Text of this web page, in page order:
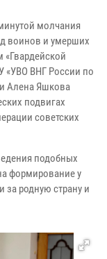
молчания
воинов и умерших
«Гвардейской
«УВО ВНГ России по
Алена Яшкова
подвигах
советских
подобных
формирование у
за родную страну и